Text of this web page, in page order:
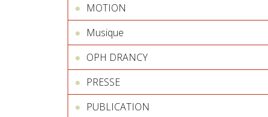
MOTION
Musique
OPH DRANCY
PRESSE
PUBLICATION